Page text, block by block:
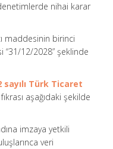
nihai karar
maddesinin birinci
“31/12/2028” şeklinde
sayılı Türk Ticaret
aşağıdaki şekilde
imzaya yetkili
veri